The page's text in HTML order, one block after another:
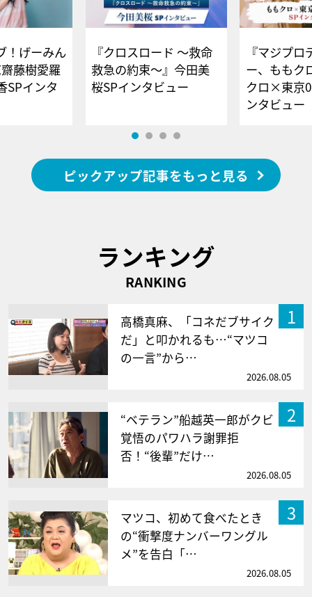
！げーみん
藤樹愛羅
SPインタ
『クロスロード ～救命
救急の約束～』今田美
桜SPインタビュー
『マジプロ
ー、ももク
クロ×東京
ンタビュー
ピックアップ記事をもっと見る
ランキング
RANKING
1
高橋真麻、「コネだブサイク
だ」と叩かれるも…“マツコ
の一言”から…
2026.08.05
2
“ベテラン”船越英一郎がクビ
覚悟のパワハラ謝罪拒
否！“後輩”だけ…
2026.08.05
3
マツコ、初めて食べたとき
の“衝撃度ナンバーワングル
メ”を告白「…
2026.08.05